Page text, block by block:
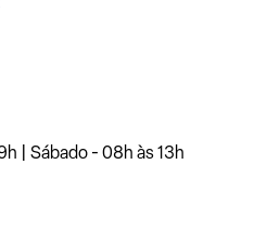
| Sábado - 08h às 13h